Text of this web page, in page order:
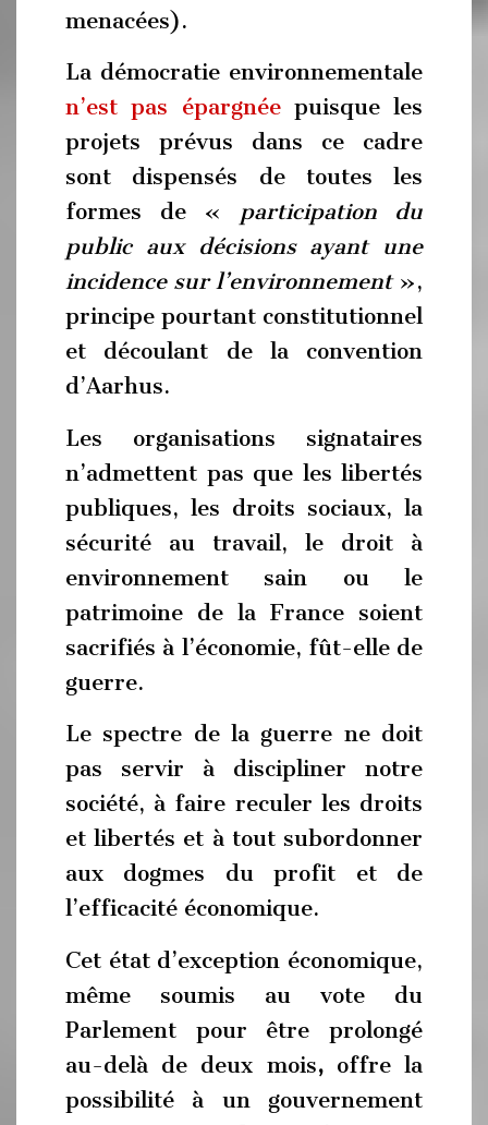
menacées).
La démocratie environnementale
n’est pas épargnéepuisque les
projets prévus dans ce cadre
sont dispensés de toutes les
formes de «
participation du
public aux décisions ayant une
incidence sur l’environnement »,
principe pourtant constitutionnel
et découlant de la convention
d’Aarhus.
Les organisations signataires
n’admettent pas que les libertés
publiques, les droits sociaux, la
sécurité au travail, le droit à
environnement sain ou le
patrimoine de la France soient
sacrifiés à l’économie, fût-elle de
guerre.
Le spectre de la guerre ne doit
pas servir à discipliner notre
société, à faire reculer les droits
et libertés et à tout subordonner
aux dogmes du profit et de
l’efficacité économique.
Cet état d’exception économique,
même soumis au vote du
Parlement pour être prolongé
au-delà de deux mois, offre la
possibilité à un gouvernement